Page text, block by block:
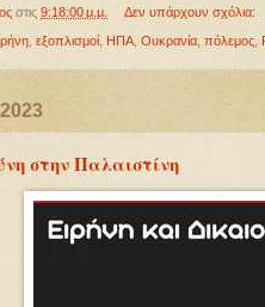
στις 9:18:00 μ.μ. Δεν υπάρχουν σχόλια:
, εξοπλισμοί, ΗΠΑ, Ουκρανία, πόλεμος,
στην Παλαιστίνη